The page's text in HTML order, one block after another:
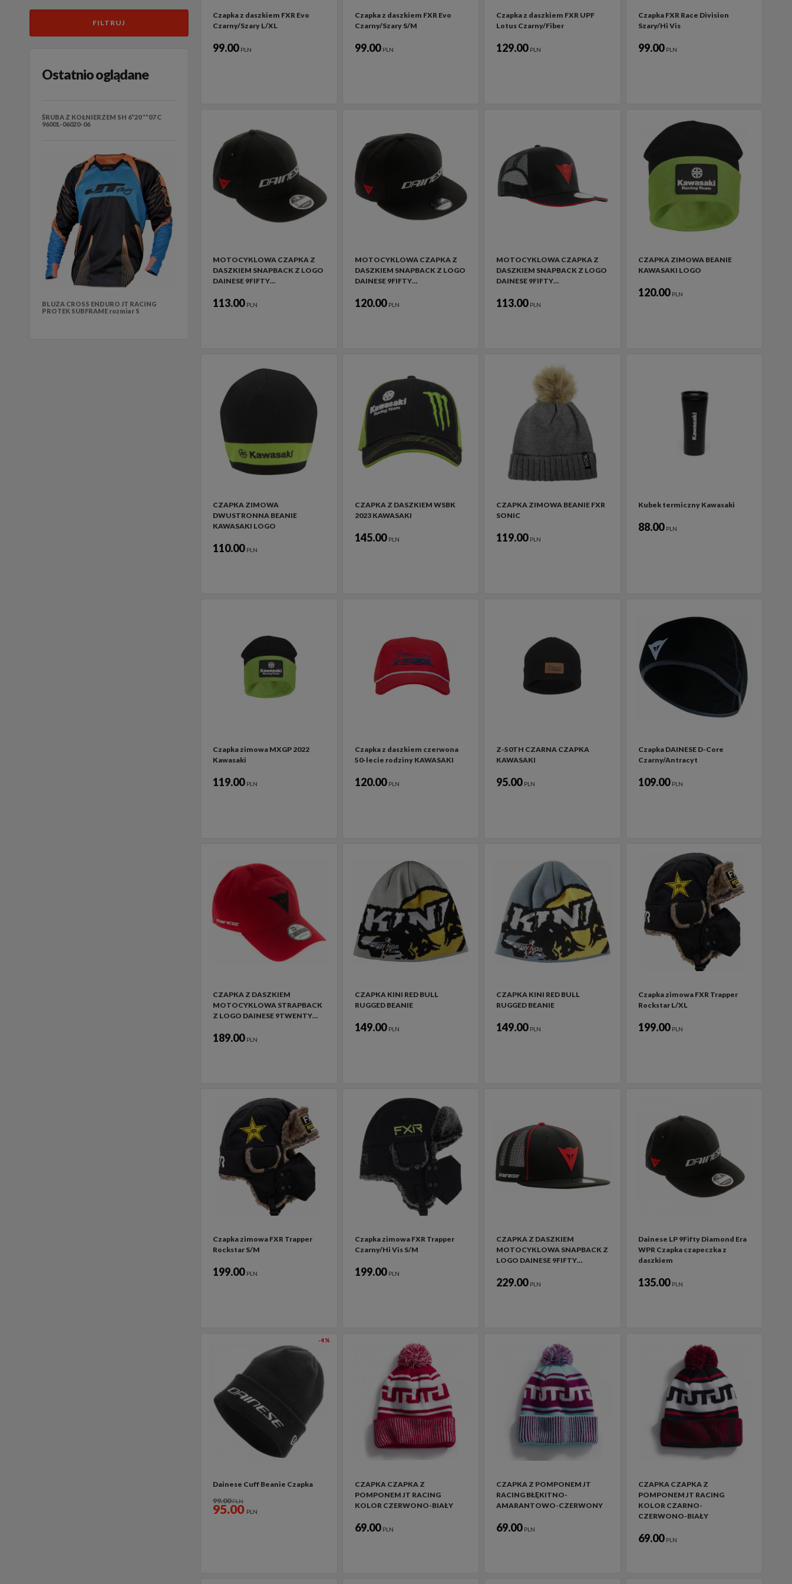
Ostatnio oglądane
ŚRUBA Z KOŁNIERZEM SH 6*20 **07 C
96001-06020-06
BLUZA CROSS ENDURO JT RACING
PROTEK SUBFRAME rozmiar S
Czapka z daszkiem FXR Evo
Czarny/Szary L/XL
99.00 PLN
Czapka z daszkiem FXR Evo
Czarny/Szary S/M
99.00 PLN
Czapka z daszkiem FXR UPF
Lotus Czarny/Fiber
129.00 PLN
Czapka FXR Race Division
Szary/Hi Vis
99.00 PLN
MOTOCYKLOWA CZAPKA Z
DASZKIEM SNAPBACK Z LOGO
DAINESE 9FIFTY…
113.00 PLN
MOTOCYKLOWA CZAPKA Z
DASZKIEM SNAPBACK Z LOGO
DAINESE 9FIFTY…
120.00 PLN
MOTOCYKLOWA CZAPKA Z
DASZKIEM SNAPBACK Z LOGO
DAINESE 9FIFTY…
113.00 PLN
CZAPKA ZIMOWA BEANIE
KAWASAKI LOGO
120.00 PLN
CZAPKA ZIMOWA
DWUSTRONNA BEANIE
KAWASAKI LOGO
110.00 PLN
CZAPKA Z DASZKIEM WSBK
2023 KAWASAKI
145.00 PLN
CZAPKA ZIMOWA BEANIE FXR
SONIC
119.00 PLN
Kubek termiczny Kawasaki
88.00 PLN
Czapka zimowa MXGP 2022
Kawasaki
119.00 PLN
Czapka z daszkiem czerwona
50-lecie rodziny KAWASAKI
120.00 PLN
Z-50TH CZARNA CZAPKA
KAWASAKI
95.00 PLN
Czapka DAINESE D-Core
Czarny/Antracyt
109.00 PLN
CZAPKA Z DASZKIEM
MOTOCYKLOWA STRAPBACK
Z LOGO DAINESE 9TWENTY…
189.00 PLN
CZAPKA KINI RED BULL
RUGGED BEANIE
149.00 PLN
CZAPKA KINI RED BULL
RUGGED BEANIE
149.00 PLN
Czapka zimowa FXR Trapper
Rockstar L/XL
199.00 PLN
Czapka zimowa FXR Trapper
Rockstar S/M
199.00 PLN
Czapka zimowa FXR Trapper
Czarny/Hi Vis S/M
199.00 PLN
CZAPKA Z DASZKIEM
MOTOCYKLOWA SNAPBACK Z
LOGO DAINESE 9FIFTY…
229.00 PLN
Dainese LP 9Fifty Diamond Era
WPR Czapka czapeczka z
daszkiem
135.00 PLN
-4%
Dainese Cuff Beanie Czapka
99.00PLN
95.00 PLN
CZAPKA CZAPKA Z
POMPONEM JT RACING
KOLOR CZERWONO-BIAŁY
69.00 PLN
CZAPKA Z POMPONEM JT
RACING BŁĘKITNO-
AMARANTOWO-CZERWONY
69.00 PLN
CZAPKA CZAPKA Z
POMPONEM JT RACING
KOLOR CZARNO-
CZERWONO-BIAŁY
69.00 PLN